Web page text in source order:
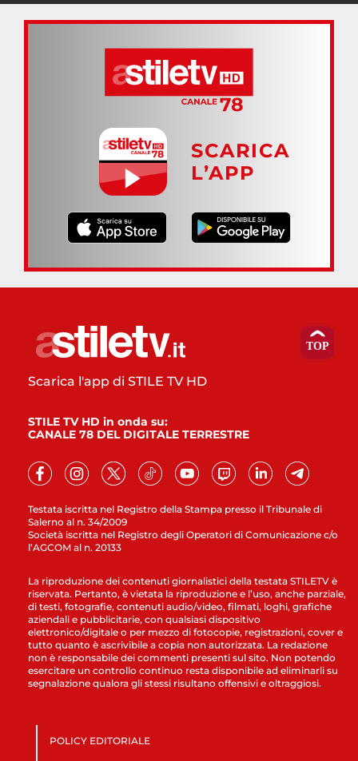
SCARICA
L’APP
Testata iscritta nel Registro della Stampa presso il Tribunale di
Salerno al n. 34/2009
Società iscritta nel Registro degli Operatori di Comunicazione c/o
l’AGCOM al n. 20133
Scarica l'app di STILE TV HD
STILE TV HD in onda su:
CANALE 78 DEL DIGITALE TERRESTRE
La riproduzione dei contenuti giornalistici della testata STILETV è
riservata. Pertanto, è vietata la riproduzione e l’uso, anche parziale,
di testi, fotografie, contenuti audio/video, filmati, loghi, grafiche
aziendali e pubblicitarie, con qualsiasi dispositivo
elettronico/digitale o per mezzo di fotocopie, registrazioni, cover e
tutto quanto è ascrivibile a copia non autorizzata. La redazione
non è responsabile dei commenti presenti sul sito. Non potendo
esercitare un controllo continuo resta disponibile ad eliminarli su
segnalazione qualora gli stessi risultano offensivi e oltraggiosi.
POLICY EDITORIALE